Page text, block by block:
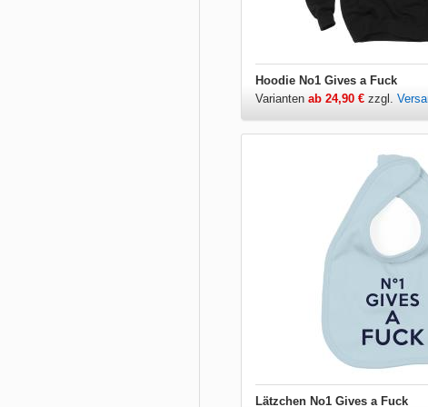
Hoodie No1 Gives a Fuck
Varianten ab 24,90 € zzgl.
Lätzchen No1 Gives a Fuck